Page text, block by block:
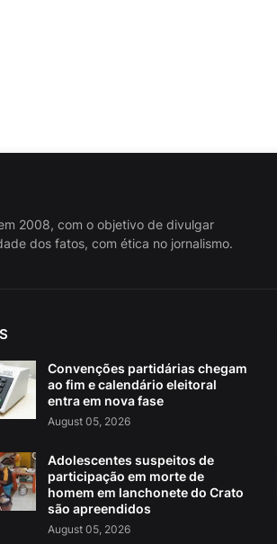
2008, com o objetivo de divulgar
dos fatos, com ética no jornalismo.
Convenções partidárias chegam
ao fim e calendário eleitoral
entra em nova fase
August 05, 2026
Adolescentes suspeitos de
participação em morte de
homem em lanchonete do Crato
são apreendidos
August 05, 2026